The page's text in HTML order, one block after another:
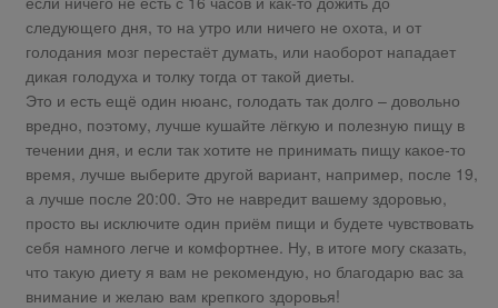
следующего дня, то на утро или ничего не охота, и от
голодания мозг перестаёт думать, или наоборот нападает
дикая голодуха и толку тогда от такой диеты.
Это и есть ещё один нюанс, голодать так долго – довольно
вредно, поэтому, лучше кушайте лёгкую и полезную пищу в
течении дня, и если так хотите не принимать пищу какое-то
время, лучше выберите другой вариант, например, после 19,
а лучше после 20:00. Это не навредит вашему здоровью,
просто вы исключите один приём пищи и будете чувствовать
себя намного легче и комфортнее. Ну, в итоге могу сказать,
что такую диету я вам не рекомендую, но благодарю вас за
внимание и желаю вам крепкого здоровья!